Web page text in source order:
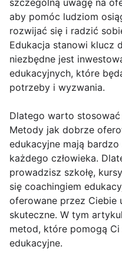
szczególną uwagę na
aby pomóc ludziom
rozwijać się i radzić
Edukacja stanowi klucz
niezbędne jest
edukacyjnych, które
potrzeby i wyzwania.
Dlatego warto
Metody jak dobrze
edukacyjne mają
każdego człowieka.
prowadzisz szkołę,
się coachingiem
oferowane przez Ciebie
skuteczne. W tym
metod, które pomogą
edukacyjne.